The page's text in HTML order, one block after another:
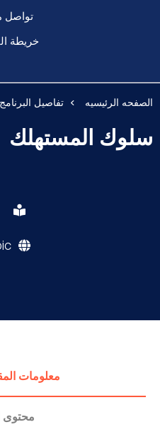
تواصل
خريطة
الصفحه الرئيسيه تفاصيل البرنامج
سلوك المستهلك
معلومات
محتوى